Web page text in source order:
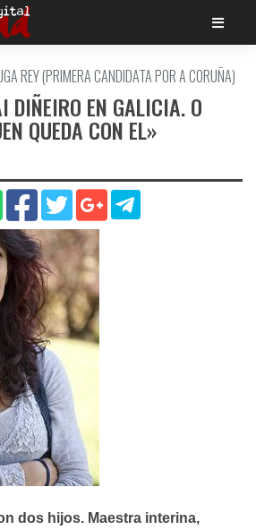
REY (PRIMERA CANDIDATA POR A CORUÑA)
DIÑEIRO EN GALICIA. O
QUEDA CON EL»
dos hijos. Maestra interina,